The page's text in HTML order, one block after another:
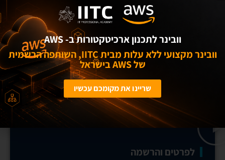
לפרטים והרשמה
וובינר לתכנון ארכיטקטורות ב- AWS
וובינר מקצועי ללא עלות מבית IITC, השותפה הרשמית
של AWS בישראל
שריינו את מקומכם עכשיו